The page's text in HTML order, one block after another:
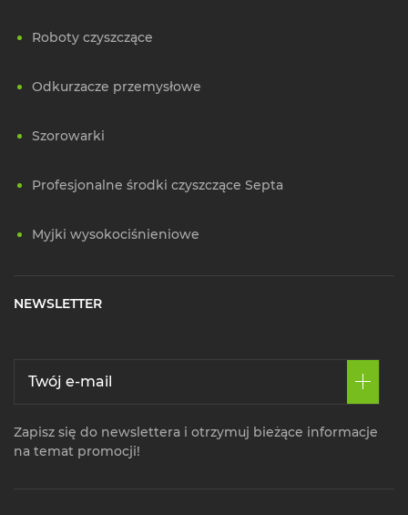
Roboty czyszczące
Odkurzacze przemysłowe
Szorowarki
Profesjonalne środki czyszczące Septa
Myjki wysokociśnieniowe
NEWSLETTER
Zapisz się do newslettera i otrzymuj bieżące informacje
na temat promocji!